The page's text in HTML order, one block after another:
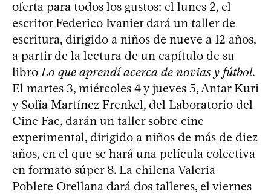
oferta para todos los gustos: el lunes 2, el
escritor Federico Ivanier dará un taller de
escritura, dirigido a niños de nueve a 12 años,
a partir de la lectura de un capítulo de su
libro Lo que aprendí acerca de novias y fútbol.
El martes 3, miércoles 4 y jueves 5, Antar Kuri
y Sofía Martínez Frenkel, del Laboratorio del
Cine Fac, darán un taller sobre cine
experimental, dirigido a niños de más de diez
años, en el que se hará una película colectiva
en formato súper 8. La chilena Valeria
Poblete Orellana dará dos talleres, el viernes